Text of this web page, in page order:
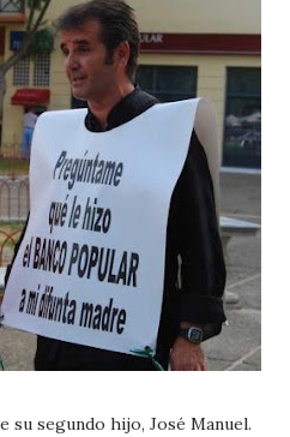
su segundo hijo, José Manuel.